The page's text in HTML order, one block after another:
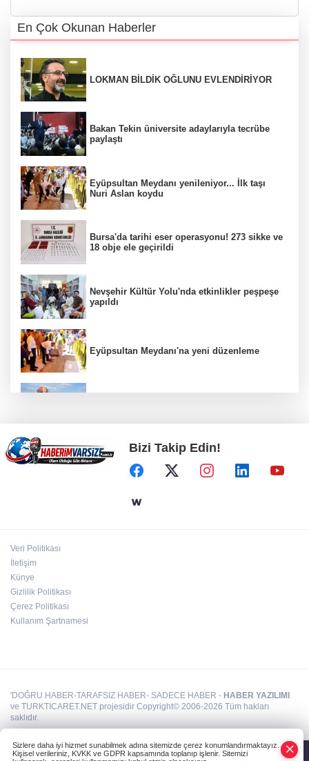
En Çok Okunan Haberler
LOKMAN BİLDİK OĞLUNU EVLENDİRİYOR
Bakan Tekin üniversite adaylarıyla tecrübe
paylaştı
Eyüpsultan Meydanı yenileniyor... İlk taşı
Nuri Aslan koydu
Bursa'da tarihi eser operasyonu! 273 sikke ve
18 obje ele geçirildi
Nevşehir Kültür Yolu'nda etkinlikler peşpeşe
yapıldı
Eyüpsultan Meydanı'na yeni düzenleme
ATA Çiftliği Yoncaları Atatürk Parkı'na ulaştı
İstanbul Maltepe’de çocuklar kitapların renkli
Bizi Takip Edin!
Veri Politikası
İletişim
Künye
Gizlilik Politikası
Çerez Politikası
Kullanım Şartnamesi
'DOĞRU HABER-TARAFSIZ HABER- SADECE HABER - HABER YAZILIMI
ve TURKTICARET.NET projesidir Copyright© 2006-2026 Tüm hakları
saklıdır.
Sizlere daha iyi hizmet sunabilmek adına sitemizde çerez konumlandırmaktayız.
Kişisel verileriniz, KVKK ve GDPR kapsamında toplanıp işlenir. Sitemizi